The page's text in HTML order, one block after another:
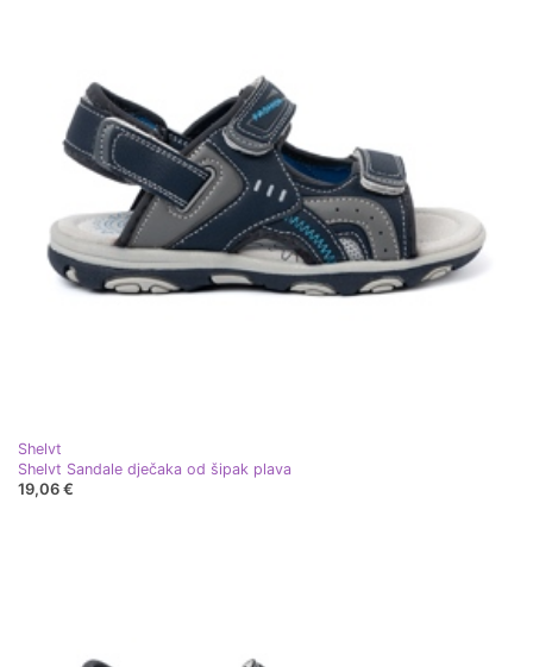
Shelvt
Shelvt Sandale dječaka od šipak plava
19,06 €